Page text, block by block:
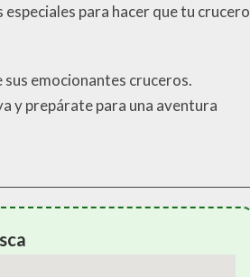
para hacer que tu crucero
emocionantes cruceros.
y prepárate para una aventura